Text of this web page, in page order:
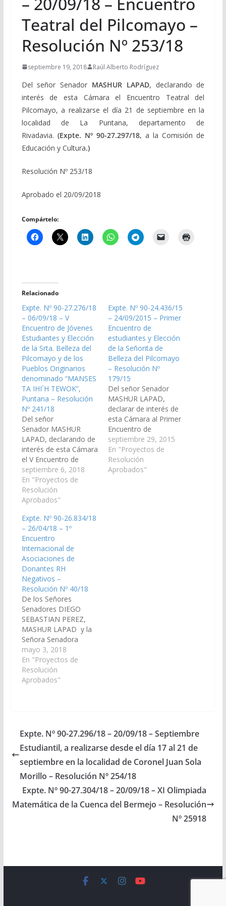
Teatral del Pilcomayo –
Resolución Nº 253/18
septiembre 19, 2018 Raúl Alberto Rodríguez
Del señor Senador MASHUR LAPAD, declarando de
interés de esta Cámara el Encuentro Teatral del
Pilcomayo, a realizarse el día 21 de septiembre en la
localidad de La Puntana, departamento de
Rivadavia. (Expte. Nº 90-27.297/18,a la Comisión de
Educación y Cultura.)
Resolución Nº 253/18
Aprobado el 20/09/2018
Compártelo:
Relacionado
Expte. Nº 90-27.276/18
– 06/09/18 – V
Encuentro de Jóvenes
Estudiantes y Elección
de la Srta. Belleza del
Pilcomayo y de los
Pueblos Originarios
denominado “MANSES
TA IHI´H TEWOK”,
Puntana – Resolución
Nº 241/18
Del señor
Senador MASHUR
LAPAD, declarando de
interés de esta Cámara
el V Encuentro de
Jóvenes Estudiantes y
Elección de la Srta.
Belleza del Pilcomayo
y de los Pueblos
denominado “MANSES
TA IHI´H TEWOK”, a
realizarse el día 21 de
septiembre en La
Puntana. (Expte. Nº 90-
27.276/18, a la
Comisión de
Educación…
septiembre 6, 2018
En "Proyectos de
Resolución
Aprobados"
Expte. Nº 90-24.436/15
– 24/09/2015 – Primer
Encuentro de
estudiantes y Elección
de la Señorita de
Belleza del Pilcomayo
– Resolución Nº
179/15
Del señor Senador
MASHUR LAPAD,
declarar de interés de
esta Cámara al Primer
Encuentro de
estudiantes y elección
de la señorita Belleza
del Pilcomayo y
Representantes de los
septiembre 29, 2015
En "Proyectos de
Resolución
Aprobados"
Expte. Nº 90-26.834/18
– 26/04/18 – 1º
Encuentro
Internacional de
Asociaciones de
Donantes RH
Negativos –
Resolución Nº 40/18
De los Señores
Senadores DIEGO
SEBASTIAN PEREZ,
MASHUR LAPAD y la
Señora Senadora
MARIA SILVINA
ABILES, declaran de
interés de la Cámara el
1º Encuentro
el dia jueves 24 de
mayo del 2018, en el
Salón El Ceibo del
Hospital Público…
mayo 3, 2018
En "Proyectos de
Resolución
Aprobados"
Expte. Nº 90-27.296/18 – 20/09/18 – Septiembre
Estudiantil, a realizarse desde el día 17 al 21 de
septiembre en la localidad de Coronel Juan Sola
Morillo – Resolución Nº 254/18
Expte. Nº 90-27.304/18 – 20/09/18 – XI Olimpiada
Matemática de la Cuenca del Bermejo – Resolución
Nº 25918